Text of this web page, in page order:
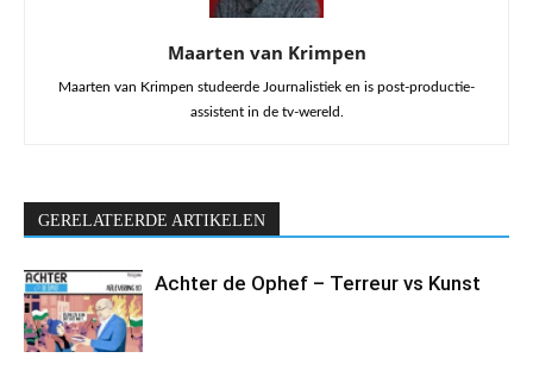
Maarten van Krimpen
Maarten van Krimpen studeerde Journalistiek en is post-productie-
assistent in de tv-wereld.
GERELATEERDE ARTIKELEN
Achter de Ophef – Terreur vs Kunst